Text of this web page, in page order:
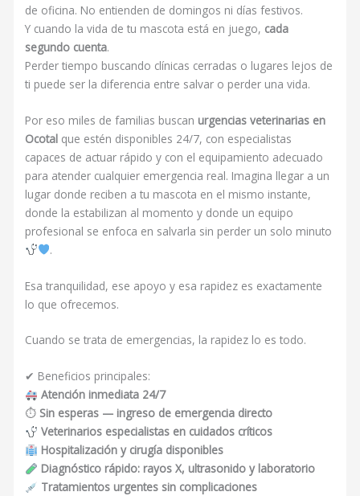
de oficina. No entienden de domingos ni días festivos.
Y cuando la vida de tu mascota está en juego, cada
segundo cuenta.
Perder tiempo buscando clínicas cerradas o lugares lejos de
ti puede ser la diferencia entre salvar o perder una vida.
Por eso miles de familias buscan urgencias veterinarias en
Ocotal que estén disponibles 24/7, con especialistas
capaces de actuar rápido y con el equipamiento adecuado
para atender cualquier emergencia real. Imagina llegar a un
lugar donde reciben a tu mascota en el mismo instante,
donde la estabilizan al momento y donde un equipo
profesional se enfoca en salvarla sin perder un solo minuto
.
Esa tranquilidad, ese apoyo y esa rapidez es exactamente
lo que ofrecemos.
Cuando se trata de emergencias, la rapidez lo es todo.
✔ Beneficios principales:
Atención inmediata 24/7
⏱ Sin esperas — ingreso de emergencia directo
Veterinarios especialistas en cuidados críticos
Hospitalización y cirugía disponibles
Diagnóstico rápido: rayos X, ultrasonido y laboratorio
Tratamientos urgentes sin complicaciones